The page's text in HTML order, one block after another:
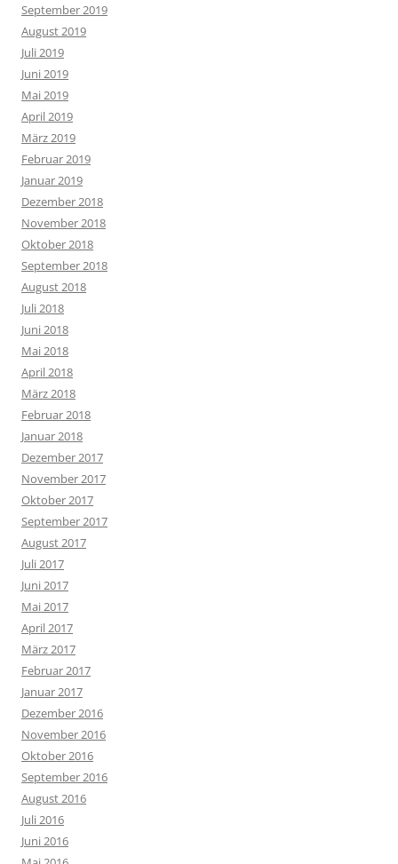
September 2019
August 2019
Juli 2019
Juni 2019
Mai 2019
April 2019
März 2019
Februar 2019
Januar 2019
Dezember 2018
November 2018
Oktober 2018
September 2018
August 2018
Juli 2018
Juni 2018
Mai 2018
April 2018
März 2018
Februar 2018
Januar 2018
Dezember 2017
November 2017
Oktober 2017
September 2017
August 2017
Juli 2017
Juni 2017
Mai 2017
April 2017
März 2017
Februar 2017
Januar 2017
Dezember 2016
November 2016
Oktober 2016
September 2016
August 2016
Juli 2016
Juni 2016